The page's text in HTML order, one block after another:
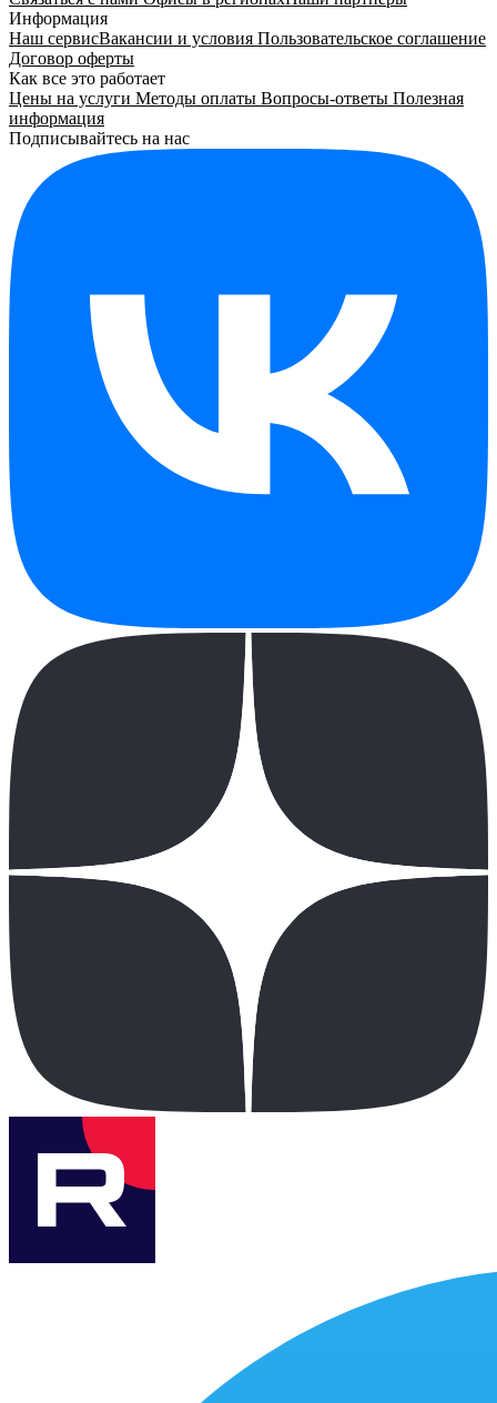
Информация
Наш сервисВакансии и условия Пользовательское соглашение
Договор оферты
Как все это работает
Цены на услуги Методы оплаты Вопросы-ответы Полезная
информация
Подписывайтесь на нас